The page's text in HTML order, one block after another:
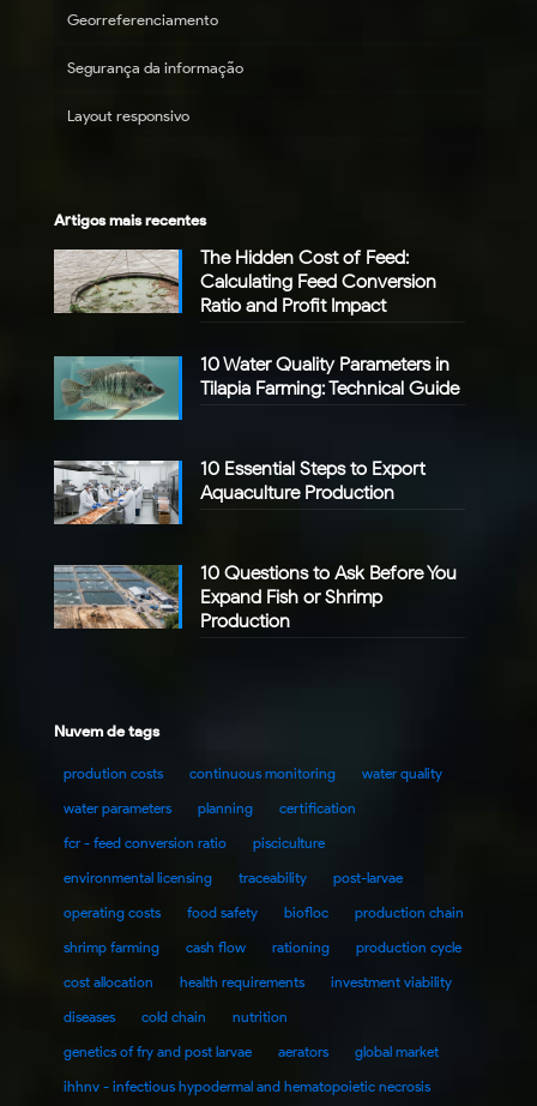
Georreferenciamento
Segurança da informação
Layout responsivo
Artigos mais recentes
The Hidden Cost of Feed:
Calculating Feed Conversion
Ratio and Profit Impact
10 Water Quality Parameters in
Tilapia Farming: Technical Guide
10 Essential Steps to Export
Aquaculture Production
10 Questions to Ask Before You
Expand Fish or Shrimp
Production
Nuvem de tags
prodution costs continuous monitoring
water quality
water parameters
planning
certification
fcr - feed conversion ratio
pisciculture
environmental licensing
traceability
post-larvae
operating costs
food safety biofloc
production chain
shrimp farming
cash flow rationing
production cycle
cost allocation
health requirements
investment viability
diseases
cold chain
nutrition
genetics of fry and post larvae
aerators
global market
ihhnv - infectious hypodermal and hematopoietic necrosis